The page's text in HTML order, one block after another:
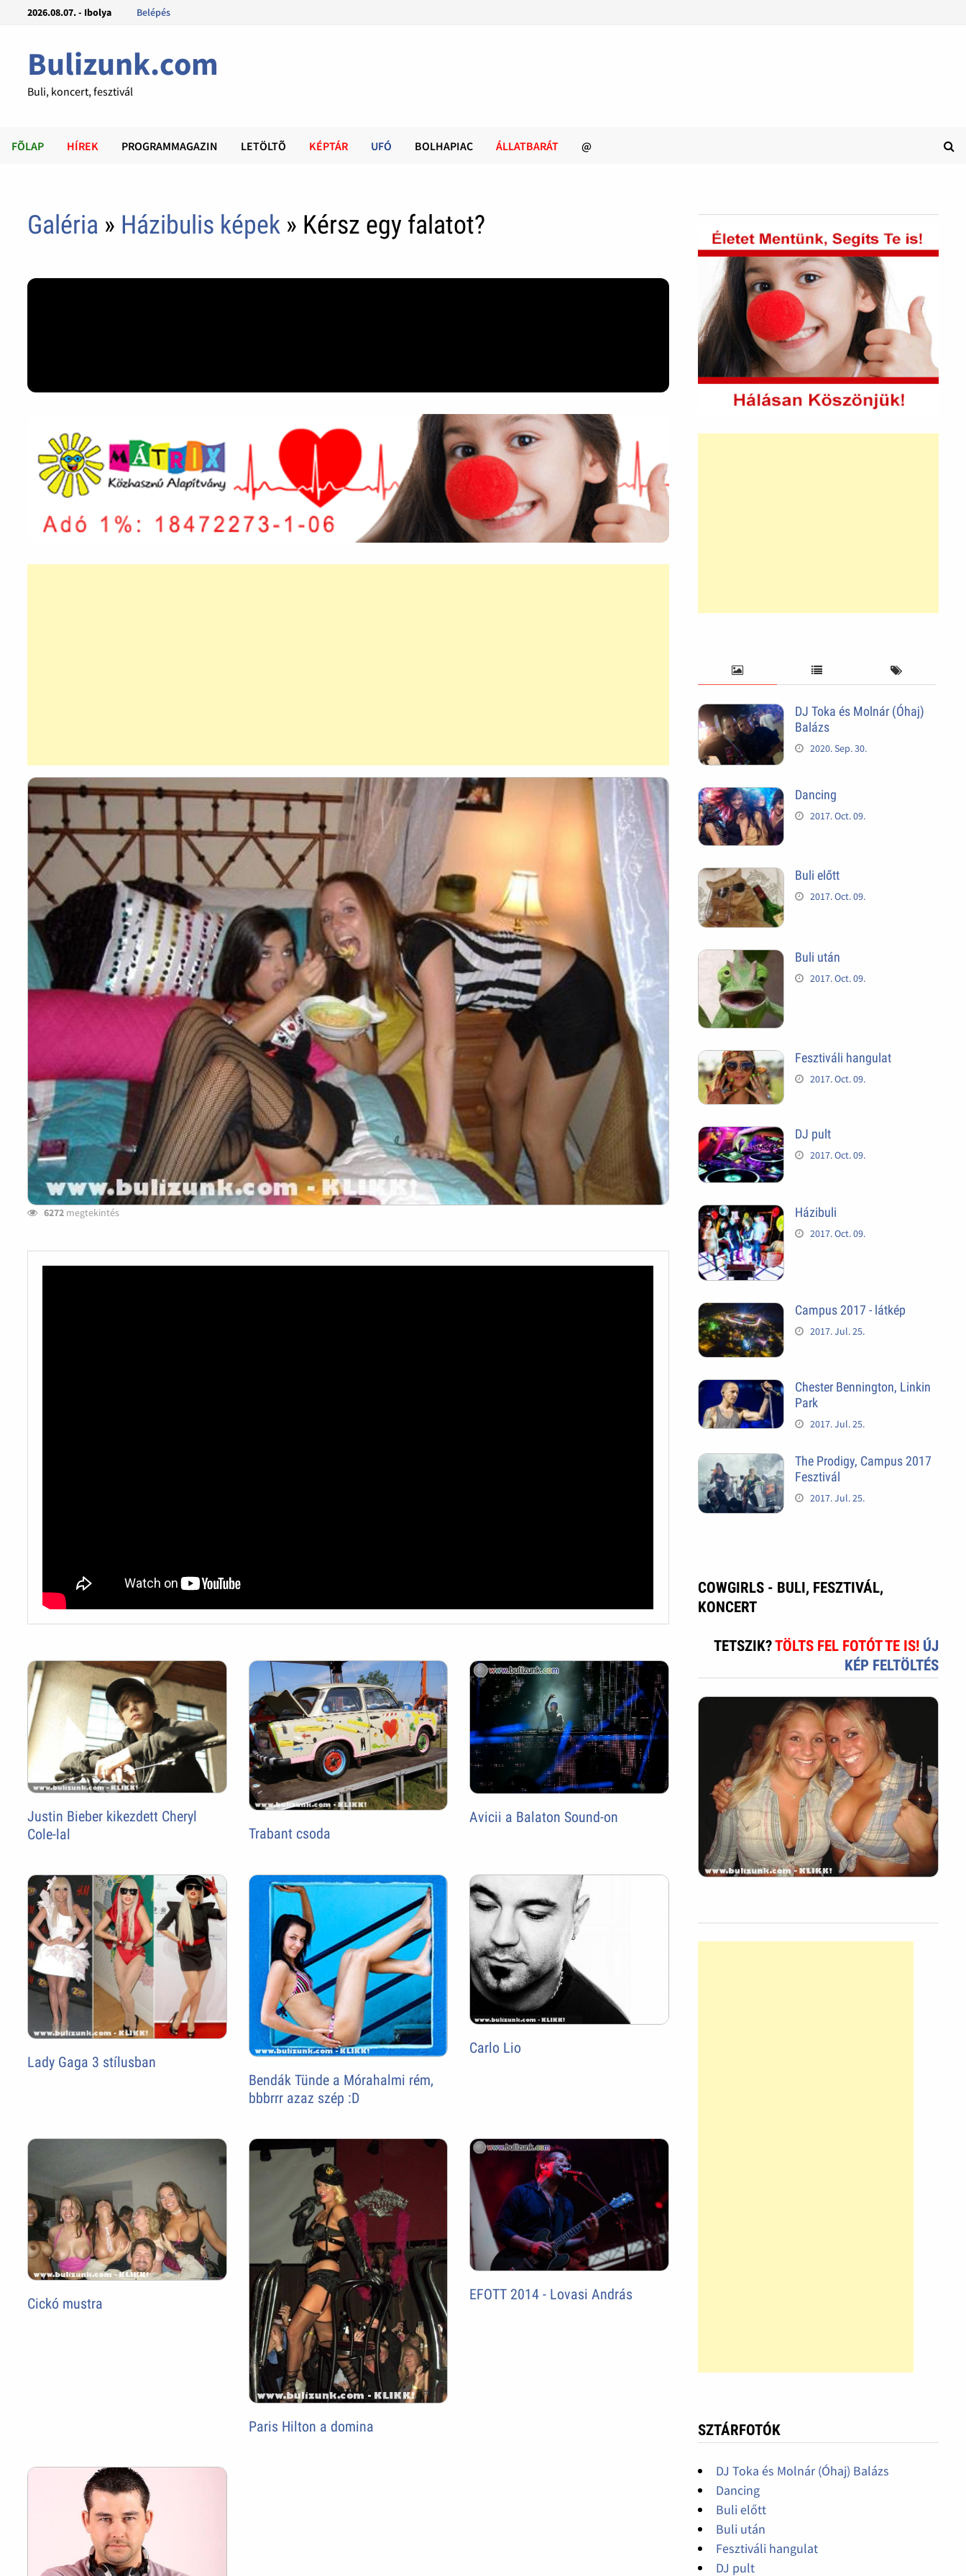
2026.08.07. - Ibolya Belépés
Bulizunk.com
Buli, koncert, fesztivál
FÕLAP HÍREK PROGRAMMAGAZIN LETÖLTÕ KÉPTÁR UFÓ BOLHAPIAC ÁLLATBARÁT @
Galéria » Házibulis képek » Kérsz egy falatot?
6272 megtekintés
Justin Bieber kikezdett Cheryl
Cole-lal
Trabant csoda
Avicii a Balaton Sound-on
Lady Gaga 3 stílusban
Bendák Tünde a Mórahalmi rém,
bbbrrr azaz szép :D
Carlo Lio
Cickó mustra
Paris Hilton a domina
EFOTT 2014 - Lovasi András
DJ Toka és Molnár (Óhaj)
Balázs
2020. Sep. 30.
Dancing
2017. Oct. 09.
Buli előtt
2017. Oct. 09.
Buli után
2017. Oct. 09.
Fesztiváli hangulat
2017. Oct. 09.
DJ pult
2017. Oct. 09.
Házibuli
2017. Oct. 09.
Campus 2017 - látkép
2017. Jul. 25.
Chester Bennington, Linkin
Park
2017. Jul. 25.
The Prodigy, Campus 2017
Fesztivál
2017. Jul. 25.
COWGIRLS - BULI, FESZTIVÁL,
KONCERT
TETSZIK?TÖLTS FEL FOTÓT TE IS! ÚJ
KÉP FELTÖLTÉS
SZTÁRFOTÓK
DJ Toka és Molnár (Óhaj) Balázs
Dancing
Buli előtt
Buli után
Fesztiváli hangulat
DJ pult